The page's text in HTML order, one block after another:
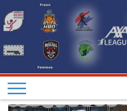
Previous